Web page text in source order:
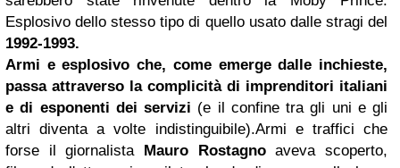
Esplosivo dello stesso tipo di quello usato dalle stragi del
1992-1993.
Armi e esplosivo che, come emerge dalle inchieste,
passa attraverso la complicità di imprenditori italiani
e di esponenti dei servizi (e il confine tra gli uni e gli
altri diventa a volte indistinguibile).Armi e traffici che
forse il giornalista Mauro Rostagnoaveva scoperto,